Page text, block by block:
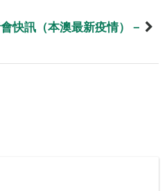
快訊（本澳最新疫情）－